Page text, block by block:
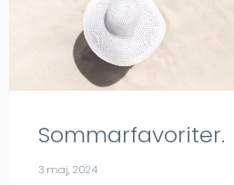
Sommarfavoriter.
3 maj, 2024